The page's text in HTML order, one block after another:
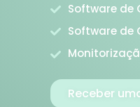
Software de
Software de
Receber